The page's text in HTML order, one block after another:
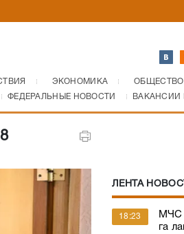
ЭКОНОМИКА ОБЩЕСТВО
ФЕДЕРАЛЬНЫЕ НОВОСТИ ВАКАНСИИ
ЛЕНТА
18:23
МЧС
га